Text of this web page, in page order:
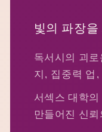
빛의 파장을
독서시의 괴
지, 집중력 업
서섹스 대학
만들어진 신